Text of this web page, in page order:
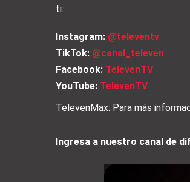
ti:
Instagram: @televentv
TikTok: @canal_televen
Facebook: TelevenTV
YouTube: TelevenTV
TelevenMax: Para más
Ingresa a nuestro canal de